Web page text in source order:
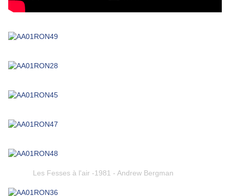
Les Fesses à l'air -1981 - Andrew Bergman